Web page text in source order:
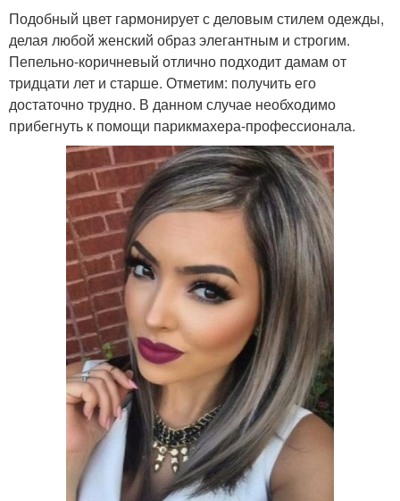
Подобный цвет гармонирует с деловым стилем одежды,
делая любой женский образ элегантным и строгим.
Пепельно-коричневый отлично подходит дамам от
тридцати лет и старше. Отметим: получить его
достаточно трудно. В данном случае необходимо
прибегнуть к помощи парикмахера-профессионала.